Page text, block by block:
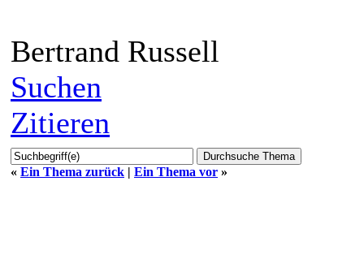
Bertrand Russell
Suchen
Zitieren
« Ein Thema zurück | Ein Thema vor »